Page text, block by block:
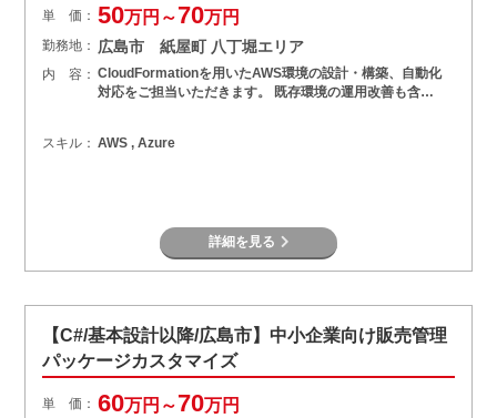
単 価： 50万円～70万円
勤務地： 広島市 紙屋町 八丁堀エリア
内 容： CloudFormationを用いたAWS環境の設計・構築、自動化
対応をご担当いただきます。 既存環境の運用改善も含…
スキル： AWS , Azure
詳細を見る
【C#/基本設計以降/広島市】中小企業向け販売管理
パッケージカスタマイズ
単 価： 60万円～70万円